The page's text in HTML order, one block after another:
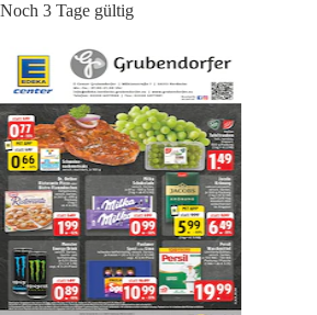
Noch 3 Tage gültig